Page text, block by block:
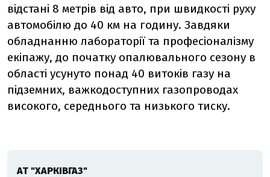
відстані 8 метрів від авто, при швидкості руху
автомобілю до 40 км на годину. Завдяки
обладнанню лабораторії та професіоналізму
екіпажу, до початку опалювального сезону в
області усунуто понад 40 витоків газу на
підземних, важкодоступних газопроводах
високого, середнього та низького тиску.
АТ "ХАРКІВГАЗ"